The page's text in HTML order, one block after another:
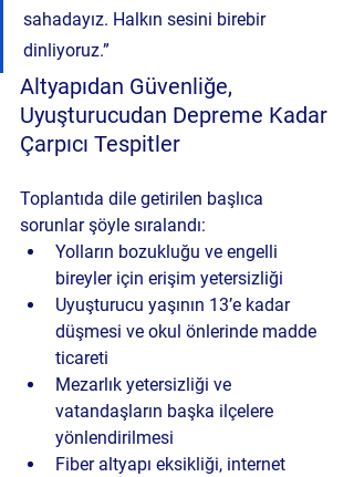
sahadayız. Halkın sesini birebir
dinliyoruz.”
Altyapıdan Güvenliğe,
Uyuşturucudan Depreme Kadar
Çarpıcı Tespitler
Toplantıda dile getirilen başlıca
sorunlar şöyle sıralandı:
Yolların bozukluğu ve engelli
bireyler için erişim yetersizliği
Uyuşturucu yaşının 13’e kadar
düşmesi ve okul önlerinde madde
ticareti
Mezarlık yetersizliği ve
vatandaşların başka ilçelere
yönlendirilmesi
Fiber altyapı eksikliği, internet